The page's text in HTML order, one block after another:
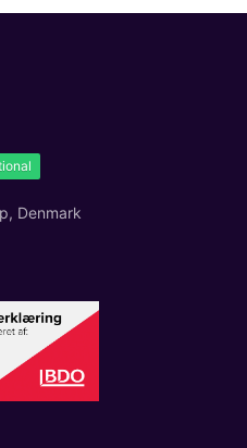
Denmark